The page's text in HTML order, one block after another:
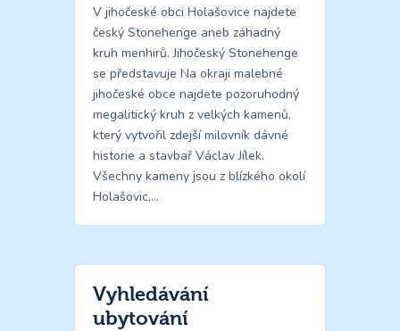
V jihočeské obci Holašovice najdete
český Stonehenge aneb záhadný
kruh menhirů. Jihočeský Stonehenge
se představuje Na okraji malebné
jihočeské obce najdete pozoruhodný
megalitický kruh z velkých kamenů,
který vytvořil zdejší milovník dávné
historie a stavbař Václav Jílek.
Všechny kameny jsou z blízkého okolí
Holašovic,…
Vyhledávání
ubytování